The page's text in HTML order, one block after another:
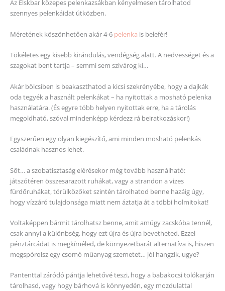
Az Elskbar közepes pelenkazsákban kényelmesen tárolhatod
szennyes pelenkáidat útközben.
Méretének köszönhetően akár 4-6 pelenka is belefér!
Tökéletes egy kisebb kirándulás, vendégség alatt. A nedvességet és a
szagokat bent tartja – semmi sem szivárog ki…
Akár bölcsiben is beakaszthatod a kicsi szekrényébe, hogy a dajkák
oda tegyék a használt pelenkákat – ha nyitottak a mosható pelenka
használatára. (És egyre több helyen nyitottak erre, ha a tárolás
megoldható, szóval mindenképp kérdezz rá beiratkozáskor!)
Egyszerűen egy olyan kiegészítő, ami minden mosható pelenkás
családnak hasznos lehet.
Sőt… a szobatisztaság elérésekor még tovább használható:
játszótéren összesarazott ruhákat, vagy a strandon a vizes
fürdőruhákat, törülközőket szintén tárolhatod benne hazáig úgy,
hogy vízzáró tulajdonsága miatt nem áztatja át a többi holmitokat!
Voltaképpen bármit tárolhatsz benne, amit amúgy zacskóba tennél,
csak annyi a különbség, hogy ezt újra és újra bevetheted. Ezzel
pénztárcádat is megkíméled, de környezetbarát alternatíva is, hiszen
megspórolsz egy csomó műanyag szemetet… jól hangzik, ugye?
Pantenttal záródó pántja lehetővé teszi, hogy a babakocsi tolókarján
tárolhasd, vagy hogy bárhová is könnyedén, egy mozdulattal